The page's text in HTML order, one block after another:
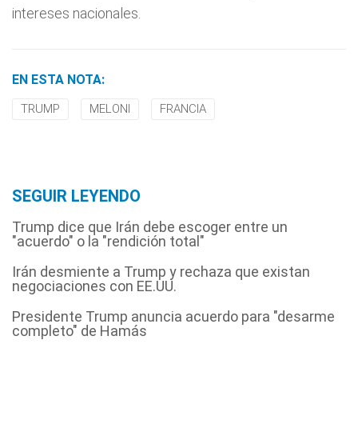
intereses nacionales.
EN ESTA NOTA:
TRUMP MELONI FRANCIA
SEGUIR LEYENDO
Trump dice que Irán debe escoger entre un
"acuerdo" o la "rendición total"
Irán desmiente a Trump y rechaza que existan
negociaciones con EE.UU.
Presidente Trump anuncia acuerdo para "desarme
completo" de Hamás